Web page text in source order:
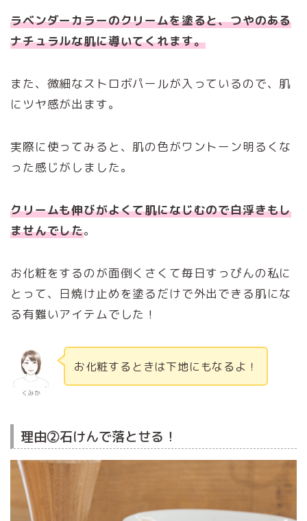
ラベンダーカラーのクリームを塗ると、つやのある
ナチュラルな肌に導いてくれます。
また、微細なストロボパールが入っているので、肌
にツヤ感が出ます。
実際に使ってみると、肌の色がワントーン明るくな
った感じがしました。
クリームも伸びがよくて肌になじむので白浮きもし
ませんでした。
お化粧をするのが面倒くさくて毎日すっぴんの私に
とって、日焼け止めを塗るだけで外出できる肌にな
る有難いアイテムでした！
くみか
お化粧するときは下地にもなるよ！
理由②石けんで落とせる！